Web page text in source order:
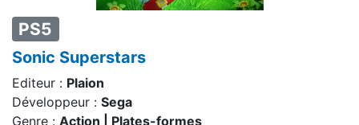
PS5
Sonic Superstars
Editeur : Plaion
Développeur : Sega
Genre : Action | Plates-formes